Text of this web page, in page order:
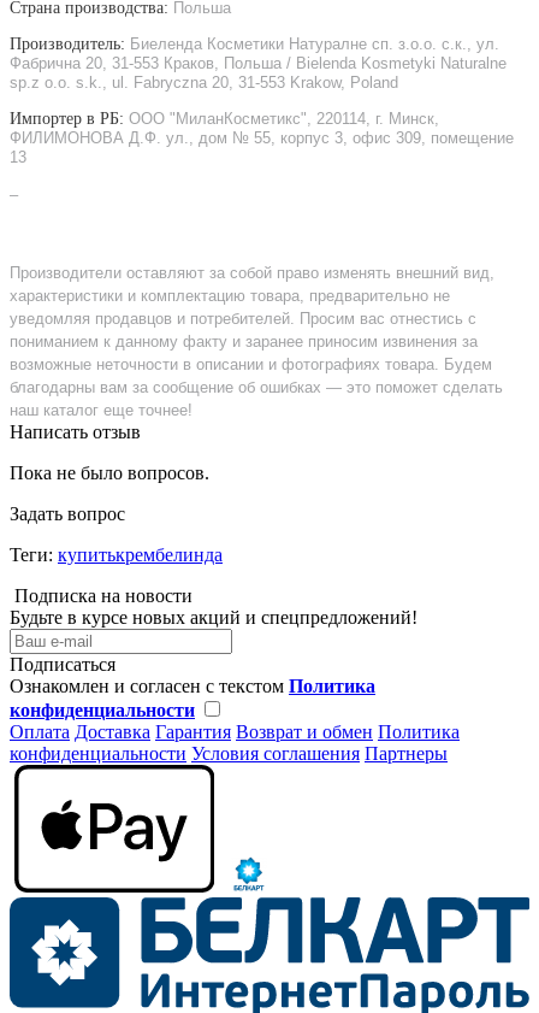
Страна производства: Польша
Производитель: Биеленда Косметики Натуралне сп. з.о.о. с.к., ул.
Фабрична 20, 31-553 Краков, Польша / Bielenda Kosmetyki Naturalne
sp.z o.o. s.k., ul. Fabryczna 20, 31-553 Krakow, Poland
Импортер в РБ: ООО "МиланКосметикс", 220114, г. Минск,
ФИЛИМОНОВА Д.Ф. ул., дом № 55, корпус 3, офис 309, помещение
13
–
Производители оставляют за собой право изменять внешний вид,
характеристики и комплектацию товара, предварительно не
уведомляя продавцов и потребителей. Просим вас отнестись с
пониманием к данному факту и заранее приносим извинения за
возможные неточности в описании и фотографиях товара. Будем
благодарны вам за сообщение об ошибках — это поможет сделать
наш каталог еще точнее!
Написать отзыв
Пока не было вопросов.
Задать вопрос
Теги: купитькрембелинда
Подписка на новости
Будьте в курсе новых акций и спецпредложений!
Подписаться
Ознакомлен и согласен с текстом Политика
конфиденциальности
Оплата Доставка Гарантия Возврат и обмен Политика
конфиденциальности Условия соглашения Партнеры